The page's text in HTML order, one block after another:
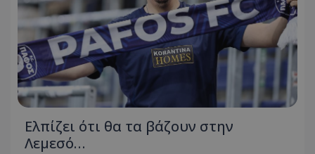
Ελπίζει ότι θα τα βάζουν στην
Λεμεσό…